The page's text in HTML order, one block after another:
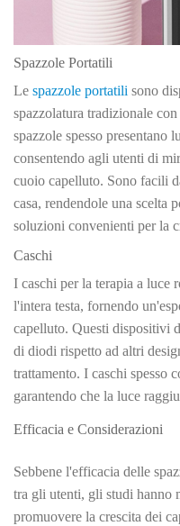
Spazzole Portatili
Le spazzole portatili sono
spazzolatura tradizionale
spazzole spesso presentano
consentendo agli utenti di
cuoio capelluto. Sono facili
casa, rendendole una scelta
soluzioni convenienti per la
Caschi
I caschi per la terapia a luce
l'intera testa, fornendo
capelluto. Questi dispositivi
di diodi rispetto ad altri
trattamento. I caschi spesso
garantendo che la luce
Efficacia e Considerazioni
Sebbene l'efficacia delle
tra gli utenti, gli studi hanno
promuovere la crescita dei